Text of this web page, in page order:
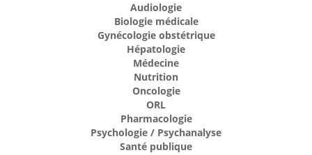
Audiologie
Biologie médicale
Gynécologie obstétrique
Hépatologie
Médecine
Nutrition
Oncologie
ORL
Pharmacologie
Psychologie / Psychanalyse
Santé publique